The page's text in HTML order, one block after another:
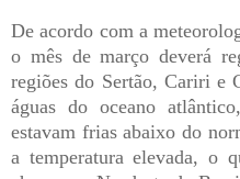
De acordo com a
o mês de março deverá
regiões do Sertão, Cariri e
águas do oceano
estavam frias abaixo do
a temperatura elevada, o